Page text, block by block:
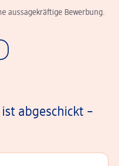
aussagekräftige Bewerbung.
abgeschickt –